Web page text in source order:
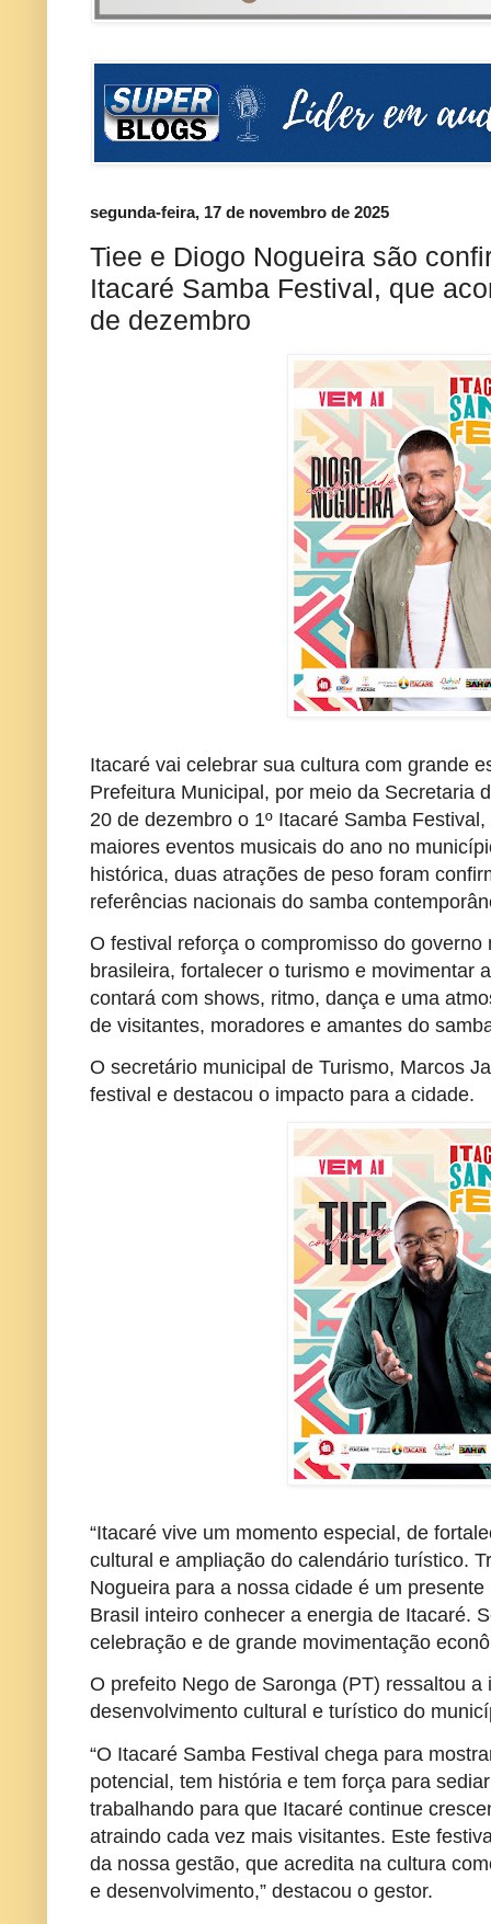
segunda-feira, 17 de novembro de 2025
Tiee e Diogo Nogueira são
Itacaré Samba Festival, que
de dezembro
Itacaré vai celebrar sua cultura com grande
Prefeitura Municipal, por meio da Secretaria
20 de dezembro o 1º Itacaré Samba
maiores eventos musicais do ano no
histórica, duas atrações de peso foram
referências nacionais do samba
O festival reforça o compromisso do
brasileira, fortalecer o turismo e movimentar
contará com shows, ritmo, dança e uma
de visitantes, moradores e amantes do
O secretário municipal de Turismo, Marcos
festival e destacou o impacto para a cidade.
“Itacaré vive um momento especial, de
cultural e ampliação do calendário turístico.
Nogueira para a nossa cidade é um
Brasil inteiro conhecer a energia de Itacaré.
celebração e de grande movimentação
O prefeito Nego de Saronga (PT) ressaltou
desenvolvimento cultural e turístico do
“O Itacaré Samba Festival chega para
potencial, tem história e tem força para
trabalhando para que Itacaré continue
atraindo cada vez mais visitantes. Este
da nossa gestão, que acredita na cultura
e desenvolvimento,” destacou o gestor.